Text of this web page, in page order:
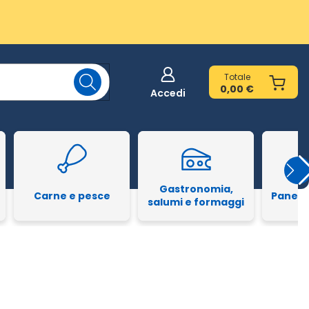
Accedi
Totale
0,00 €
Carne e pesce
Gastronomia,
salumi e formaggi
Pane